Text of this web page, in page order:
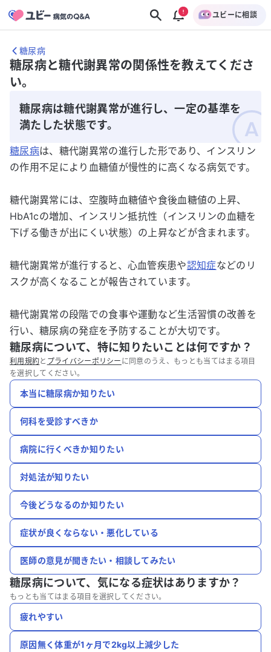
ユビーに相談
糖尿病
糖尿病と糖代謝異常の関係性を教えてくださ
い。
糖尿病は糖代謝異常が進行し、一定の基準を
満たした状態です。
糖尿病は、糖代謝異常の進行した形であり、インスリン
の作用不足により血糖値が慢性的に高くなる病気です。
​糖代謝異常には、空腹時血糖値や食後血糖値の上昇、
HbA1cの増加、インスリン抵抗性（インスリンの血糖を
下げる働きが出にくい状態）の上昇などが含まれます。​
糖代謝異常が進行すると、心血管疾患や認知症などのリ
スクが高くなることが報告されています。​
糖代謝異常の段階での食事や運動など生活習慣の改善を
行い、糖尿病の発症を予防することが大切です。
糖尿病について、特に知りたいことは何ですか？
利用規約と プライバシーポリシー に同意のうえ、もっとも当てはまる項目
を選択してください。
本当に糖尿病か知りたい
何科を受診すべきか
病院に行くべきか知りたい
対処法が知りたい
今後どうなるのか知りたい
症状が良くならない・悪化している
医師の意見が聞きたい・相談してみたい
糖尿病について、 気になる症状はありますか？
もっとも当てはまる項目を選択してください。
疲れやすい
原因無く体重が1ヶ月で2kg以上減少した